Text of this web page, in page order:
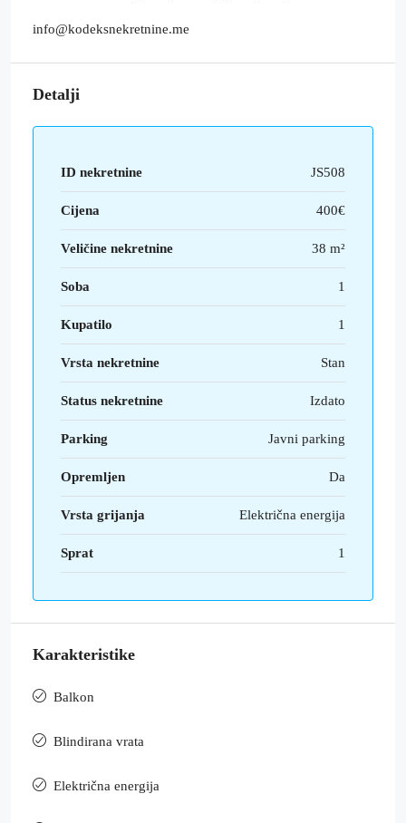
info@kodeksnekretnine.me
Detalji
ID nekretnine JS508
Cijena 400€
Veličine nekretnine 38 m²
Soba 1
Kupatilo 1
Vrsta nekretnine Stan
Status nekretnine Izdato
Parking Javni parking
Opremljen Da
Vrsta grijanja Električna energija
Sprat 1
Karakteristike
Balkon
Blindirana vrata
Električna energija